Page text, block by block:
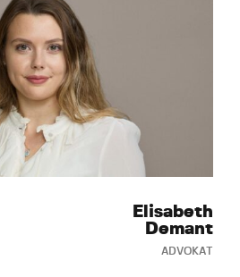
Elisabeth
Demant
ADVOKAT